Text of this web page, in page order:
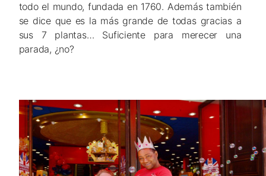
todo el mundo, fundada en 1760. Además también
se dice que es la más grande de todas gracias a
sus 7 plantas… Suficiente para merecer una
parada, ¿no?